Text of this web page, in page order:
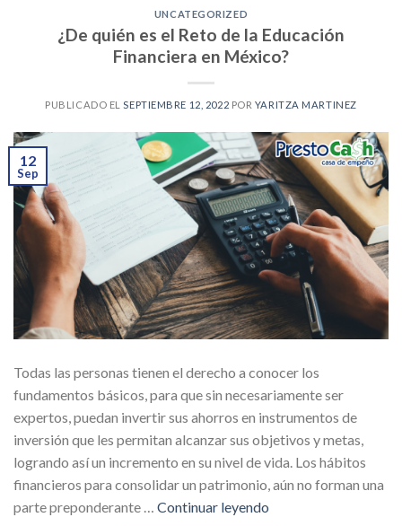
UNCATEGORIZED
¿De quién es el Reto de la Educación
Financiera en México?
PUBLICADO ELSEPTIEMBRE 12, 2022 POR YARITZA MARTINEZ
12
Sep
Todas las personas tienen el derecho a conocer los
fundamentos básicos, para que sin necesariamente ser
expertos, puedan invertir sus ahorros en instrumentos de
inversión que les permitan alcanzar sus objetivos y metas,
logrando así un incremento en su nivel de vida. Los hábitos
financieros para consolidar un patrimonio, aún no forman una
parte preponderante … Continuar leyendo